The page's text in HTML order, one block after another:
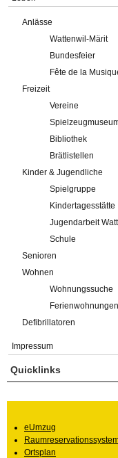
Anlässe
Wattenwil-Märit
Bundesfeier
Fête de la
Freizeit
Vereine
Bibliothek
Brätlistellen
Kinder & Jugendliche
Spielgruppe
Kindertagesstätte
Jugendarbeit
Schule
Senioren
Wohnen
Wohnungssuche
Ferienwohnungen
Defibrillatoren
Impressum
Quicklinks
eUmzug
Ortsplan